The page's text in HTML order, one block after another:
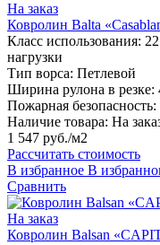
На заказ
Ковролин Balta
Класс использования:
нагрузки
Тип ворса: Петлевой
Ширина рулона в резке:
Пожарная безопасность:
Наличие товара: На
1 547 руб./м2
Рассчитать стоимость
В избранное В
Сравнить
На заказ
Ковролин Balsan